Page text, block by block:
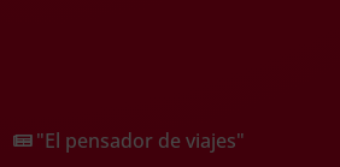
"El pensador de viajes"